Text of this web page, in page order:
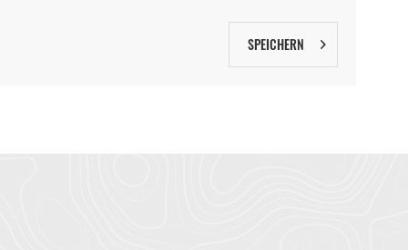
SPEICHERN